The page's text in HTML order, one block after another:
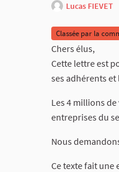
Lucas FIEVET
Classée par la
Chers élus,
Cette lettre est
ses adhérents
Les 4 millions
entreprises du
Nous
Ce texte fait une